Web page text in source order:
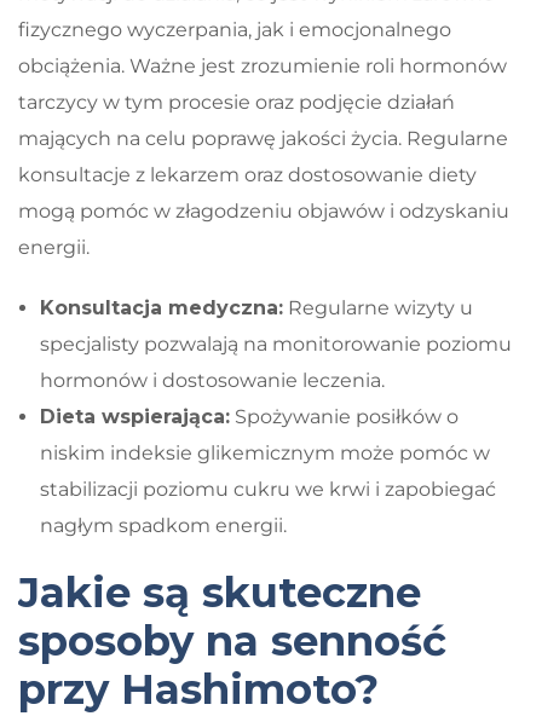
fizycznego wyczerpania, jak i emocjonalnego
obciążenia. Ważne jest zrozumienie roli hormonów
tarczycy w tym procesie oraz podjęcie działań
mających na celu poprawę jakości życia. Regularne
konsultacje z lekarzem oraz dostosowanie diety
mogą pomóc w złagodzeniu objawów i odzyskaniu
energii.
Konsultacja medyczna: Regularne wizyty u
specjalisty pozwalają na monitorowanie poziomu
hormonów i dostosowanie leczenia.
Dieta wspierająca: Spożywanie posiłków o
niskim indeksie glikemicznym może pomóc w
stabilizacji poziomu cukru we krwi i zapobiegać
nagłym spadkom energii.
Jakie są skuteczne
sposoby na senność
przy Hashimoto?